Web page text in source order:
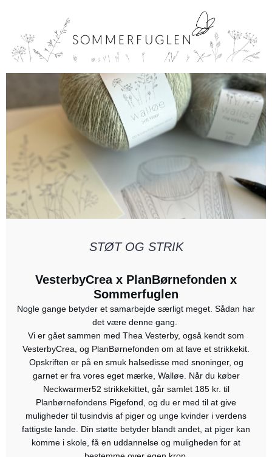
STØT OG STRIK
VesterbyCrea x PlanBørnefonden x
Sommerfuglen
Nogle gange betyder et samarbejde særligt meget. Sådan har
det være denne gang.
Vi er gået sammen med Thea Vesterby, også kendt som
VesterbyCrea, og PlanBørnefonden om at lave et strikkekit.
Opskriften er på en smuk halsedisse med snoninger, og
garnet er fra vores eget mærke, Walløe. Når du køber
Neckwarmer52 strikkekittet, går samlet 185 kr. til
Planbørnefondens Pigefond, og du er med til at give
muligheder til tusindvis af piger og unge kvinder i verdens
fattigste lande. Din støtte betyder blandt andet, at piger kan
komme i skole, få en uddannelse og muligheden for at